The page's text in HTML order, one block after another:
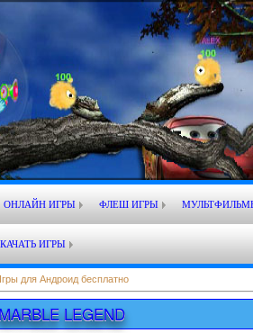
ОНЛАЙН ИГРЫ ФЛЕШ ИГРЫ
ИГРЫ
для Андроид бесплатно
LEGEND